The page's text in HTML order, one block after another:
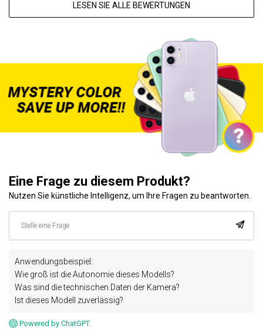
LESEN SIE ALLE BEWERTUNGEN
Eine Frage zu diesem Produkt?
Nutzen Sie künstliche Intelligenz, um Ihre Fragen zu beantworten.
Anwendungsbeispiel:
Wie groß ist die Autonomie dieses Modells?
Was sind die technischen Daten der Kamera?
Ist dieses Modell zuverlässig?
Powered by ChatGPT.